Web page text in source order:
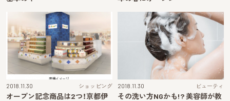
2018.11.30 ショッピング
オープン記念商品は2つ！京都伊
2018.11.30 ビューティ
その洗い方NGかも!? 美容師が教